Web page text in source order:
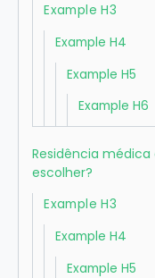
Example H3
Example H4
Example H5
Example H6
Residência
escolher?
Example H3
Example H4
Example H5